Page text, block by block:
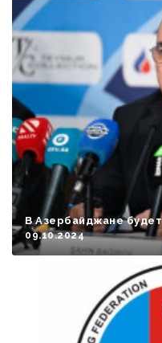
В Азербайджане
09.10.2024